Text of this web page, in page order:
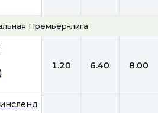
Премьер-лига
1.20 6.40 8.00